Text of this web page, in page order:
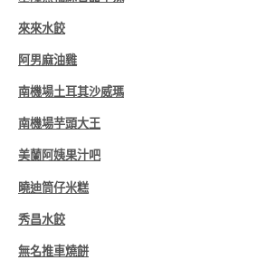
來來水餃
阿男麻油雞
南機場土耳其沙威瑪
南機場芋頭大王
美蘭阿姨果汁吧
曉迪筒仔米糕
秀昌水餃
無名推車燒餅